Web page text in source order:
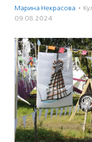
Марина Некрасова ·
09.08.2024